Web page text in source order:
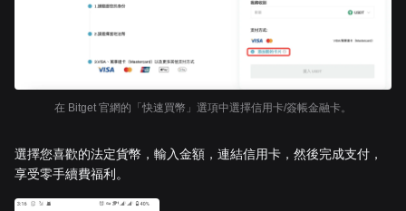
在 Bitget 官網的「快速買幣」選項中選擇信用卡/簽帳金融卡。
選擇您喜歡的法定貨幣，輸入金額，連結信用卡，然後完成支付，
享受零手續費福利。